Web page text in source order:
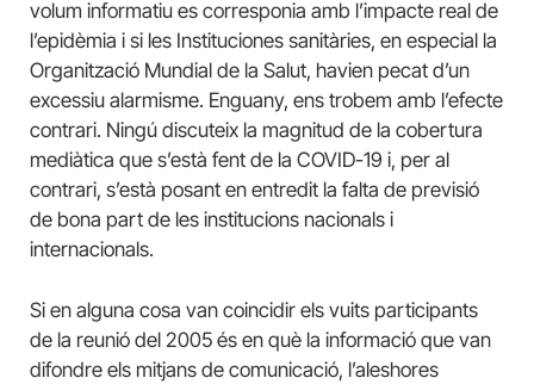
volum informatiu es corresponia amb l’impacte real de
l’epidèmia i si les Instituciones sanitàries, en especial la
Organització Mundial de la Salut, havien pecat d’un
excessiu alarmisme. Enguany, ens trobem amb l’efecte
contrari. Ningú discuteix la magnitud de la cobertura
mediàtica que s’està fent de la COVID-19 i, per al
contrari, s’està posant en entredit la falta de previsió
de bona part de les institucions nacionals i
internacionals.
Si en alguna cosa van coincidir els vuits participants
de la reunió del 2005 és en què la informació que van
difondre els mitjans de comunicació, l’aleshores